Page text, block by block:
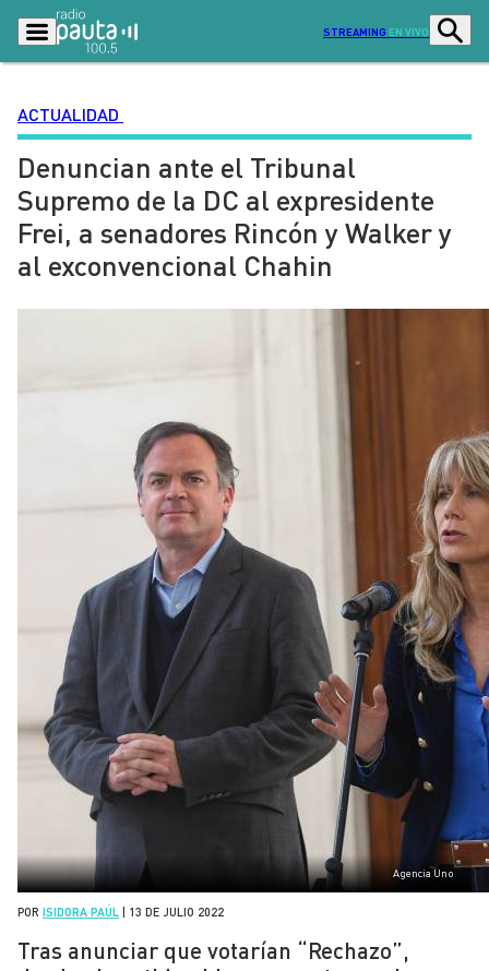
STREAMING EN VIVO
Podcasts
Lo Último Actualidad
Ciudad Economía
Contenido Patrocinado
ACTUALIDAD
Denuncian ante el Tribunal
Supremo de la DC al expresidente
Frei, a senadores Rincón y Walker y
al exconvencional Chahin
Agencia Uno
POR ISIDORA PAÚL 13 DE JULIO 2022
Tras anunciar que votarían “Rechazo”,